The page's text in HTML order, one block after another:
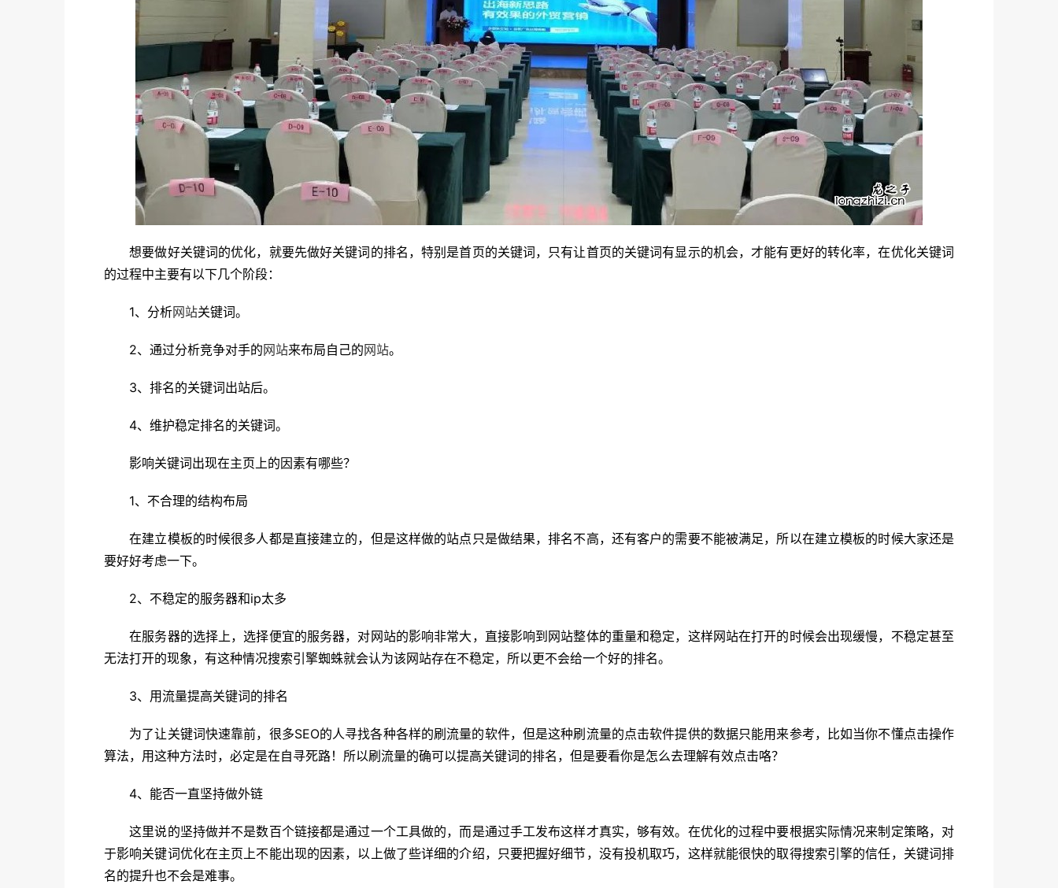
想要做好关键词的优化，就要先做好关键词的排名，特别是首页的关键词，只有让首页的关键词有显示的机会，才能有更好的转化率，在优化关键词
的过程中主要有以下几个阶段：
1、分析网站关键词。
2、通过分析竞争对手的网站来布局自己的网站。
3、排名的关键词出站后。
4、维护稳定排名的关键词。
影响关键词出现在主页上的因素有哪些？
1、不合理的结构布局
在建立模板的时候很多人都是直接建立的，但是这样做的站点只是做结果，排名不高，还有客户的需要不能被满足，所以在建立模板的时候大家还是
要好好考虑一下。
2、不稳定的服务器和ip太多
在服务器的选择上，选择便宜的服务器，对网站的影响非常大，直接影响到网站整体的重量和稳定，这样网站在打开的时候会出现缓慢，不稳定甚至
无法打开的现象，有这种情况搜索引擎蜘蛛就会认为该网站存在不稳定，所以更不会给一个好的排名。
3、用流量提高关键词的排名
为了让关键词快速靠前，很多SEO的人寻找各种各样的刷流量的软件，但是这种刷流量的点击软件提供的数据只能用来参考，比如当你不懂点击操作
算法，用这种方法时，必定是在自寻死路！所以刷流量的确可以提高关键词的排名，但是要看你是怎么去理解有效点击咯？
4、能否一直坚持做外链
这里说的坚持做并不是数百个链接都是通过一个工具做的，而是通过手工发布这样才真实，够有效。在优化的过程中要根据实际情况来制定策略，对
于影响关键词优化在主页上不能出现的因素，以上做了些详细的介绍，只要把握好细节，没有投机取巧，这样就能很快的取得搜索引擎的信任，关键词排
名的提升也不会是难事。